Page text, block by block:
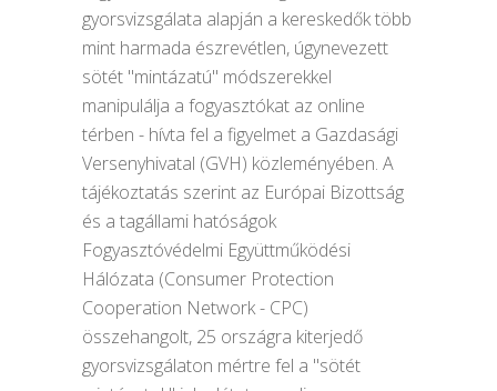
gyorsvizsgálata alapján a kereskedők több
mint harmada észrevétlen, úgynevezett
sötét "mintázatú" módszerekkel
manipulálja a fogyasztókat az online
térben - hívta fel a figyelmet a Gazdasági
Versenyhivatal (GVH) közleményében. A
tájékoztatás szerint az Európai Bizottság
és a tagállami hatóságok
Fogyasztóvédelmi Együttműködési
Hálózata (Consumer Protection
Cooperation Network - CPC)
összehangolt, 25 országra kiterjedő
gyorsvizsgálaton mértre fel a "sötét